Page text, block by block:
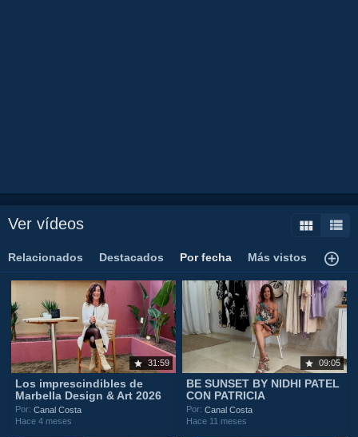
Ver vídeos
Relacionados Destacados Por fecha Más vistos
31:59
Los imprescindibles de
Marbella Design & Art 2026
Por:Canal Costa
Hace 4 meses
09:05
BE SUNSET BY NIDHI PATEL
CON PATRICIA
Por:Canal Costa
Hace 11 meses